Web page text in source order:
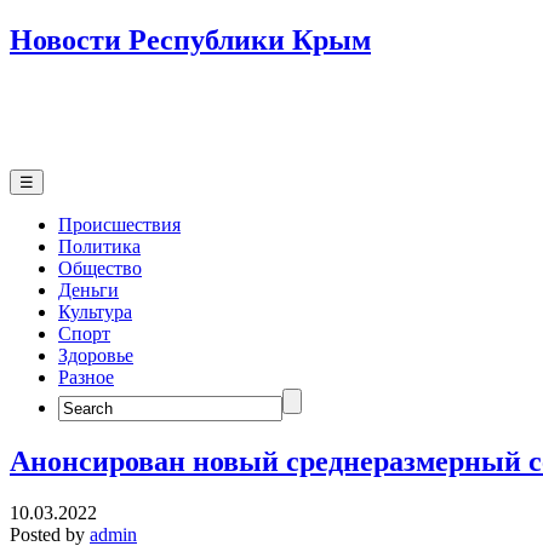
Новости Республики Крым
☰
Происшествия
Политика
Общество
Деньги
Культура
Спорт
Здоровье
Разное
Search
for:
Анонсирован новый среднеразмерный
10.03.2022
Posted by admin